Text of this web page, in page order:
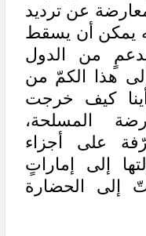
عن ترديد
يمكن أن يسقط
من الدول
إلى هذا الكمّ من
كيف خرجت
المسلحة،
على أجزاء
إلى إماراتٍ
إلى الحضارة